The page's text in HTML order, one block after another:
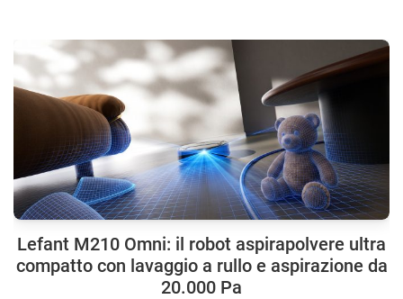
Lefant M210 Omni: il robot aspirapolvere ultra
compatto con lavaggio a rullo e aspirazione da
20.000 Pa